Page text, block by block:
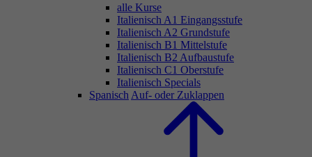
alle Kurse
Italienisch A1 Eingangsstufe
Italienisch A2 Grundstufe
Italienisch B1 Mittelstufe
Italienisch B2 Aufbaustufe
Italienisch C1 Oberstufe
Italienisch Specials
Spanisch Auf- oder Zuklappen